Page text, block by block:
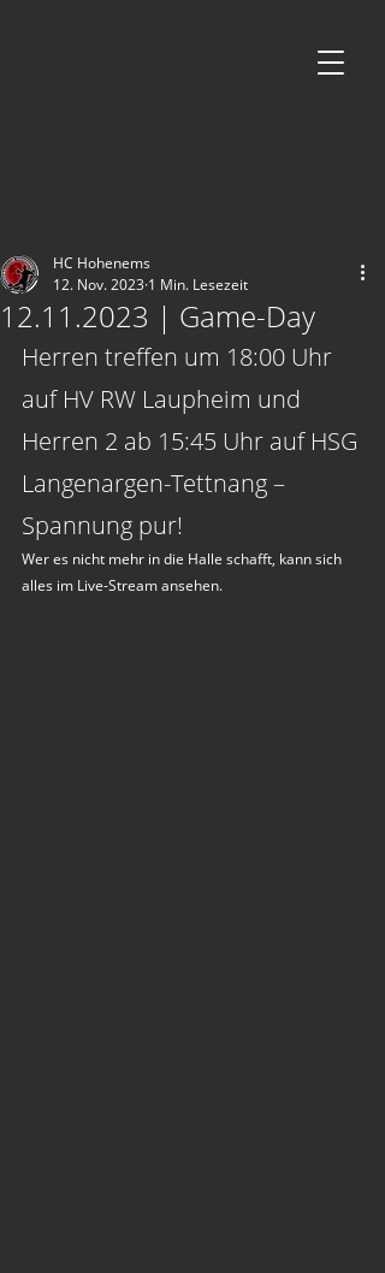
12.11.2023 | Game-Day
HC Hohenems
12. Nov. 2023 1 Min. Lesezeit
Herren treffen um 18:00 Uhr
auf HV RW Laupheim und
Herren 2 ab 15:45 Uhr auf HSG
Langenargen-Tettnang –
Spannung pur!
Wer es nicht mehr in die Halle schafft, kann sich
alles im Live-Stream ansehen.